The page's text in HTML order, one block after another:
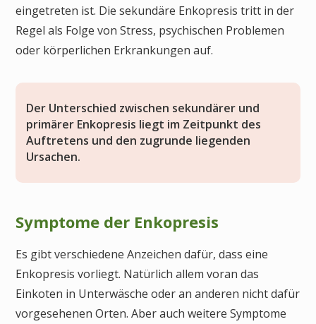
eingetreten ist. Die sekundäre Enkopresis tritt in der
Regel als Folge von Stress, psychischen Problemen
oder körperlichen Erkrankungen auf.
Der Unterschied zwischen sekundärer und
primärer Enkopresis liegt im Zeitpunkt des
Auftretens und den zugrunde liegenden
Ursachen.
Symptome der Enkopresis
Es gibt verschiedene Anzeichen dafür, dass eine
Enkopresis vorliegt. Natürlich allem voran das
Einkoten in Unterwäsche oder an anderen nicht dafür
vorgesehenen Orten. Aber auch weitere Symptome